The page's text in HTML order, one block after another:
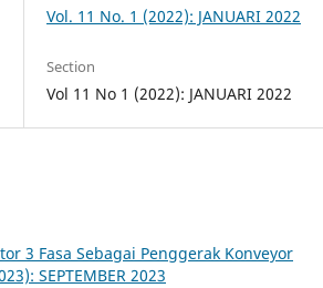
Vol. 11 No. 1 (2022): JANUARI 2022
Section
Vol 11 No 1 (2022): JANUARI 2022
3 Fasa Sebagai Penggerak Konveyor
SEPTEMBER 2023